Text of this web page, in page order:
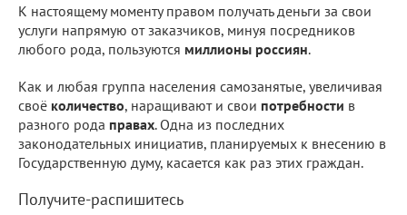
К настоящему моменту правом получать деньги за свои
услуги напрямую от заказчиков, минуя посредников
любого рода, пользуются миллионы россиян.
Как и любая группа населения самозанятые, увеличивая
своё количество, наращивают и свои потребности в
разного рода правах. Одна из последних
законодательных инициатив, планируемых к внесению в
Государственную думу, касается как раз этих граждан.
Получите-распишитесь